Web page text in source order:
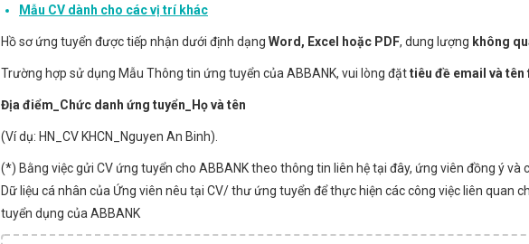
Mẫu CV dành cho các vị trí khác
Hồ sơ ứng tuyển được tiếp nhận dưới định dạng Word, Excel hoặc PDF, dung lượng không
Trường hợp sử dụng Mẫu Thông tin ứng tuyển của ABBANK, vui lòng đặttiêu đề email và tên
Địa điểm_Chức danh ứng tuyển_Họ và tên
(Ví dụ: HN_CV KHCN_Nguyen An Binh).
(*) Bằng việc gửi CV ứng tuyển cho ABBANK theo thông tin liên hệ tại đây, ứng viên đồng ý và
Dữ liệu cá nhân của Ứng viên nêu tại CV/ thư ứng tuyển để thực hiện các công việc liên quan
tuyển dụng của ABBANK